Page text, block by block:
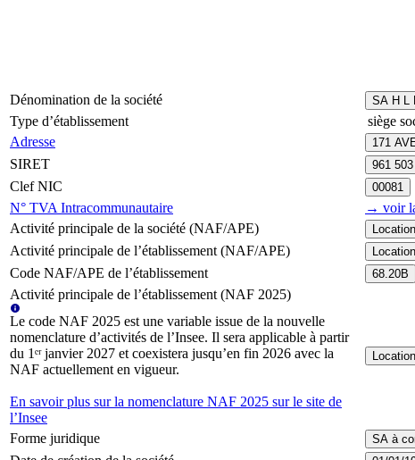
Dénomination de la société SA H L
Type d’établissement siège
Adresse
171
SIRET 961
Clef NIC 00081
N° TVA Intracommunautaire → voir
Activité principale de la société (NAF/APE)
Activité principale de l’établissement (NAF/APE)
Code NAF/APE de l’établissement 68.20B
Activité principale de l’établissement (NAF 2025)
Le code NAF 2025 est une variable issue de la nouvelle
nomenclature d’activités de l’Insee. Il sera applicable à partir
du 1ᵉʳ janvier 2027 et coexistera jusqu’en fin 2026 avec la
NAF actuellement en vigueur.
En savoir plus sur la nomenclature NAF 2025 sur le site de
l’Insee
Forme juridique SA à